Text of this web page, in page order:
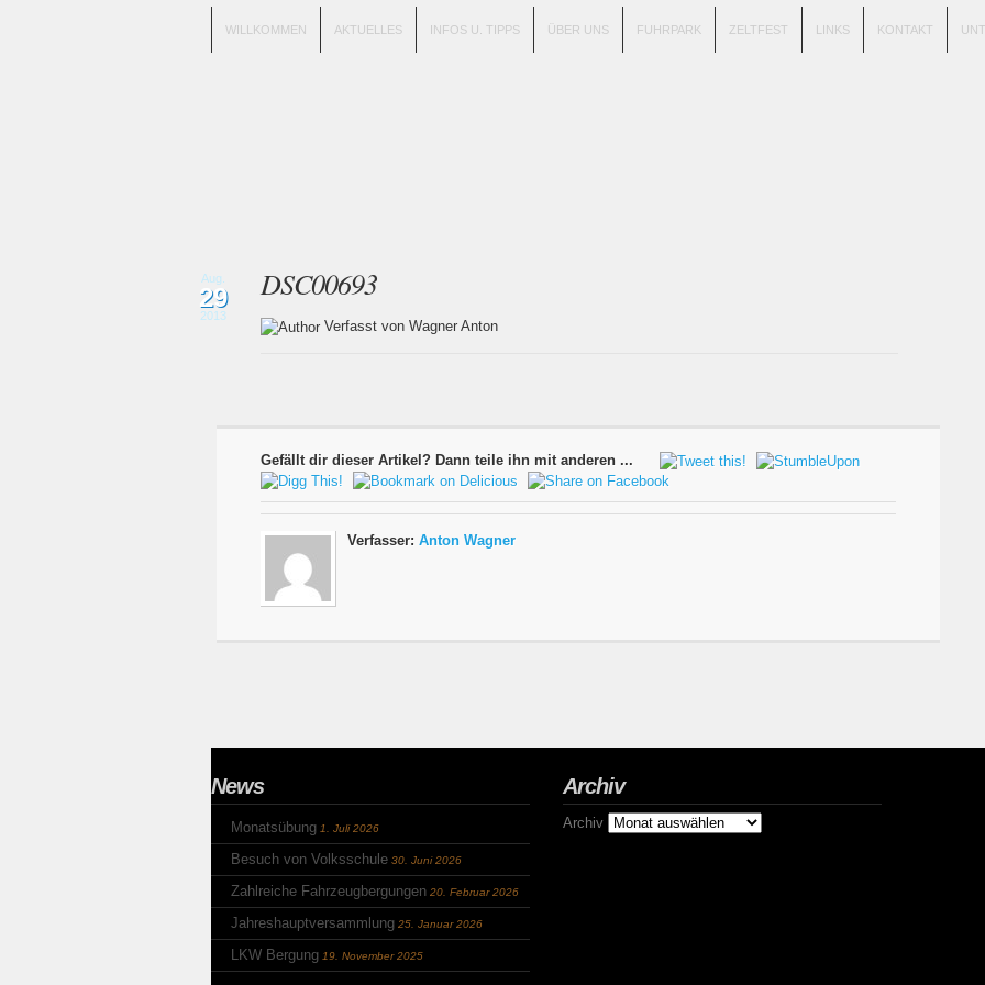
WILLKOMMEN AKTUELLES INFOS U. TIPPS ÜBER UNS FUHRPARK ZELTFEST LINKS KONTAKT
Aug.
29
2013
DSC00693
Verfasst von Wagner Anton
Gefällt dir dieser Artikel? Dann teile ihn mit anderen ...
Verfasser: Anton Wagner
News
Monatsübung 1. Juli 2026
Besuch von Volksschule 30. Juni 2026
Zahlreiche Fahrzeugbergungen 20. Februar 2026
Jahreshauptversammlung 25. Januar 2026
LKW Bergung 19. November 2025
Archiv
Archiv